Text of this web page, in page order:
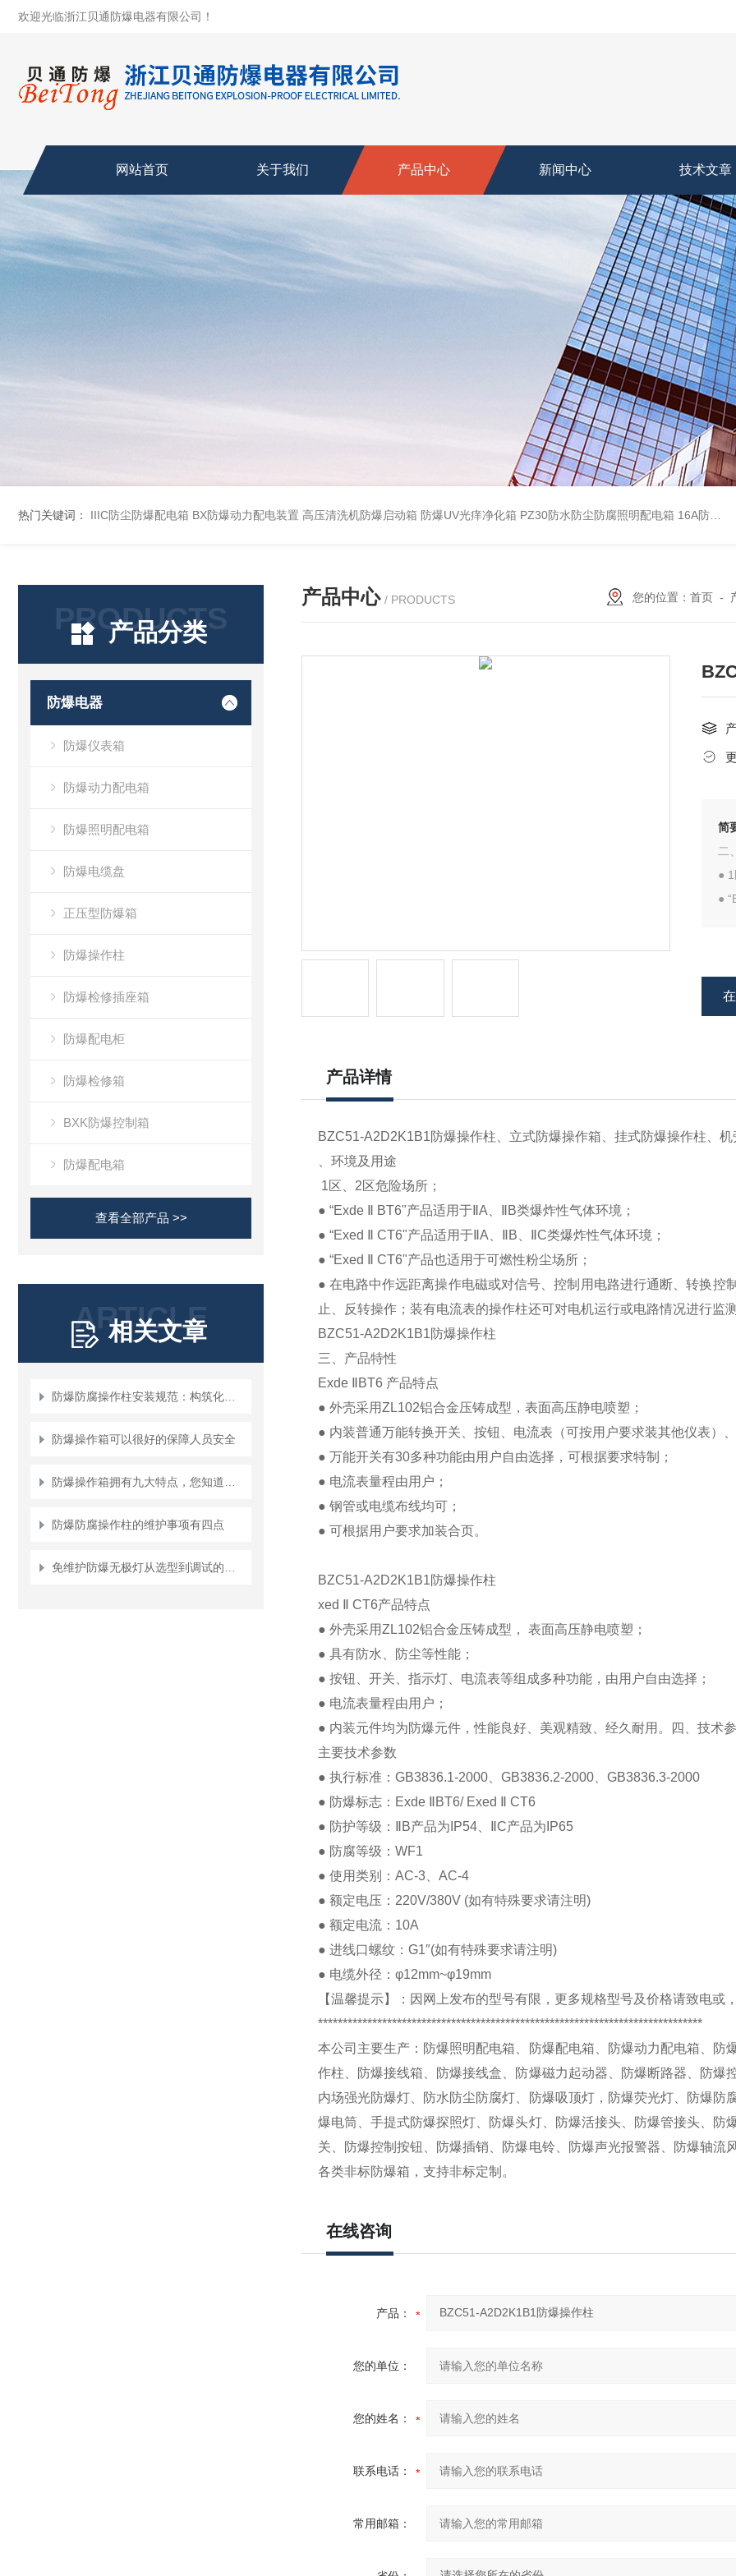
欢迎光临浙江贝通防爆电器有限公司！
网站首页 关于我们 产品中心 新闻中心 技术文章
热门关键词： IIIC防尘防爆配电箱 BX防爆动力配电装置 高压清洗机防爆启动箱 防爆UV光痒净化箱 PZ30防水防尘防腐照明配电箱 16A防水防尘防腐照明开关
PRODUCTS
产品分类
防爆电器
防爆仪表箱
防爆动力配电箱
防爆照明配电箱
防爆电缆盘
正压型防爆箱
防爆操作柱
防爆检修插座箱
防爆配电柜
防爆检修箱
BXK防爆控制箱
防爆配电箱
查看全部产品 >>
ARTICLE
相关文章
防爆操作箱可以很好的保障人员安全
防爆防腐操作柱的维护事项有四点
产品中心 / PRODUCTS 您的位置： 首页 -
简
二
●
●
产品详情
BZC51-A2D2K1B1防爆操作柱、立式防爆操作箱、挂式防爆操作柱、
、环境及用途
1区、 2区危险场所；
● “Exde
BT6"产品适用于Ⅱ A B类爆炸性气体环境；
● “Exed
CT6"产品适用于Ⅱ A B C类爆炸性气体环境；
● “Exed
CT6"产品也适用于可燃性粉尘场所；
● 在电路中作远距离操作电磁或对信号、控制用电路进行通断、转换
止、反转操作；装有电流表的操作柱还可对电机运行或电路情况进行监
BZC51-A2D2K1B1防爆操作柱
三、产品特性
Exde
BT6 产品特点
● 外壳采用ZL102铝合金压铸成型，表面高压静电喷塑；
● 内装普通万能转换开关、按钮、电流表（可按用户要求装其他仪表）
● 万能开关有30多种功能由用户自由选择，可根据要求特制；
● 电流表量程由用户；
● 钢管或电缆布线均可；
● 可根据用户要求加装合页。
BZC51-A2D2K1B1防爆操作柱
xed
CT6产品特点
● 外壳采用ZL102铝合金压铸成型，
表面高压静电喷塑；
● 具有防水、防尘等性能；
● 按钮、开关、指示灯、电流表等组成多种功能，由用户自由选择；
● 电流表量程由用户；
● 内装元件均为防爆元件，性能良好、美观精致、经久耐用。
四、技术
主要技术参数
● 执行标准： GB3836.1-2000、 GB3836.2-2000、 GB3836.3-2000
● 防爆标志： Exde BT6/ Exed
CT6
● 防护等级： B产品为 IP54、 C产品为 IP65
● 防腐等级： WF1
● 使用类别： AC-3、 AC-4
● 额定电压： 220V/380V (如有特殊要求请注明)
● 额定电流： 10A
● 进线口螺纹： G1″(如有特殊要求请注明)
● 电缆外径： φ12mm~φ19mm
【温馨提示】： 因网上发布的型号有限，更多规格型号及价格请致电或
******************************************************************************
本公司主要生产： 防爆照明配电箱、防爆配电箱、防爆动力配电箱、
作柱、防爆接线箱、防爆接线盒、防爆磁力起动器、防爆断路器、防
内场强光防爆灯、防水防尘防腐灯、防爆吸顶灯，防爆荧光灯、防爆
爆电筒、手提式防爆探照灯、防爆头灯、防爆活接头、防爆管接头、
关、防爆控制按钮、防爆插销、防爆电铃、防爆声光报警器、防爆轴
各类非标防爆箱， 支持非标定制 。
在线咨询
产品：
您的单位：
您的姓名：
联系电话：
常用邮箱：